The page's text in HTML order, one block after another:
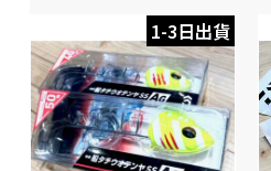
1-3日出貨